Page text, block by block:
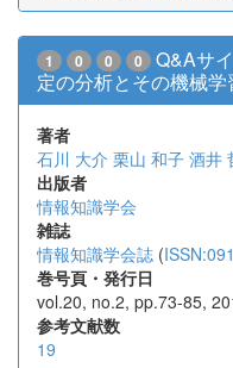
1 0 0 0
Q&Aサ
定の分析とその機械
著者
石川 大介 栗山 和子 酒井
出版者
情報知識学会
雑誌
情報知識学会誌 (
巻号頁・発行日
vol.20, no.2, pp.73-85,
参考文献数
19